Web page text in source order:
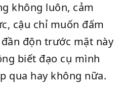
không luôn, cảm
cậu chỉ muốn đấm
độn trước mặt này
biết đạo cụ mình
qua hay không nữa.